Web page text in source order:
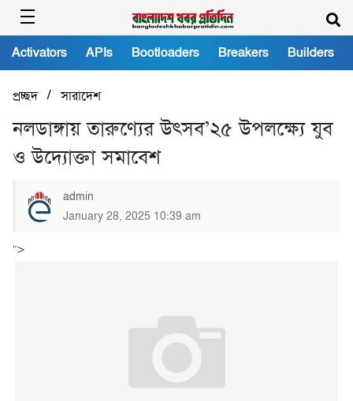
Activators APIs Bootloaders Breakers Builders
প্রচ্ছদ/সারাদেশ
নলডাঙ্গায় তারুণ্যের উৎসব’২৫ উপলক্ষ্যে যুব
ও উদ্যোক্তা সমাবেশ
admin
January 28, 2025 10:39 am
">